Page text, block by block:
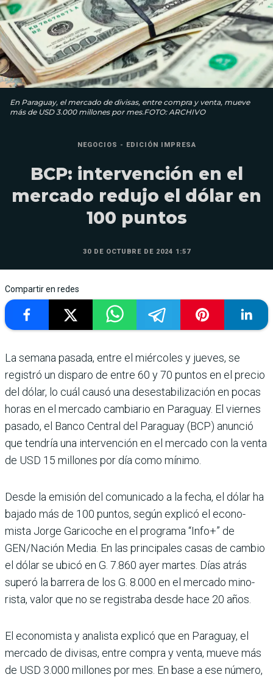
En Paraguay, el mercado de divisas, entre compra y venta, mueve
más de USD 3.000 millones por mes.FOTO: ARCHIVO
NEGOCIOS - EDICIÓN IMPRESA
BCP: intervención en el
mercado redujo el dólar en
100 puntos
30 DE OCTUBRE DE 2024 1:57
Compartir en redes
La semana pasada, entre el miércoles y jueves, se
registró un disparo de entre 60 y 70 pun­tos en el precio
del dólar, lo cuál causó una desestabili­zación en pocas
horas en el mercado cambiario en Para­guay. El viernes
pasado, el Banco Central del Paraguay (BCP) anunció
que tendría una intervención en el mer­cado con la venta
de USD 15 millones por día como mínimo.
Desde la emisión del comu­nicado a la fecha, el dólar ha
bajado más de 100 puntos, según explicó el econo­
mista Jorge Garicoche en el programa “Info+” de
GEN/Nación Media. En las prin­cipales casas de cambio
el dólar se ubicó en G. 7.860 ayer martes. Días atrás
superó la barrera de los G. 8.000 en el mercado mino­
rista, valor que no se regis­traba desde hace 20 años.
El economista y analista explicó que en Paraguay, el
mercado de divisas, entre compra y venta, mueve más
de USD 3.000 millones por mes. En base a ese número,